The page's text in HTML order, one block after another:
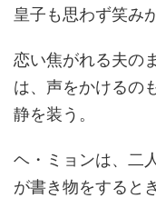
皇子も思わず笑み
恋い焦がれる夫の
は、声をかけるの
静を装う。
ヘ・ミョンは、二
が書き物をすると